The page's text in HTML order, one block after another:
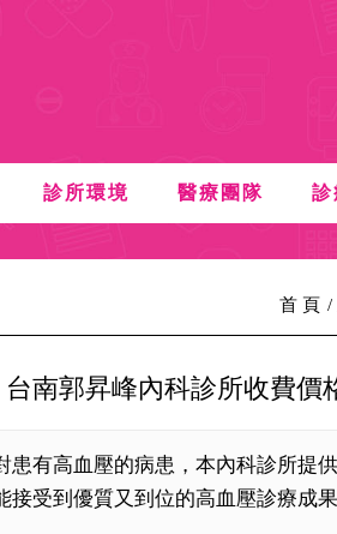
診所環境 醫療團隊 診
首 頁
南郭昇峰內科診所收費價
有高血壓的病患，本內科診所提
受到優質又到位的高血壓診療成